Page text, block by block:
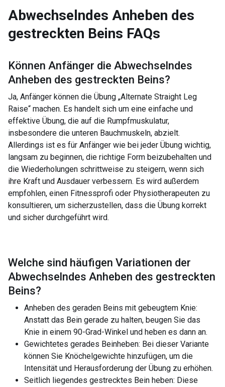
Abwechselndes Anheben des
gestreckten Beins FAQs
Können Anfänger die Abwechselndes
Anheben des gestreckten Beins?
Ja, Anfänger können die Übung „Alternate Straight Leg
Raise“ machen. Es handelt sich um eine einfache und
effektive Übung, die auf die Rumpfmuskulatur,
insbesondere die unteren Bauchmuskeln, abzielt.
Allerdings ist es für Anfänger wie bei jeder Übung wichtig,
langsam zu beginnen, die richtige Form beizubehalten und
die Wiederholungen schrittweise zu steigern, wenn sich
ihre Kraft und Ausdauer verbessern. Es wird außerdem
empfohlen, einen Fitnessprofi oder Physiotherapeuten zu
konsultieren, um sicherzustellen, dass die Übung korrekt
und sicher durchgeführt wird.
Welche sind häufigen Variationen der
Abwechselndes Anheben des gestreckten
Beins?
Anheben des geraden Beins mit gebeugtem Knie:
Anstatt das Bein gerade zu halten, beugen Sie das
Knie in einem 90-Grad-Winkel und heben es dann an.
Gewichtetes gerades Beinheben: Bei dieser Variante
können Sie Knöchelgewichte hinzufügen, um die
Intensität und Herausforderung der Übung zu erhöhen.
Seitlich liegendes gestrecktes Bein heben: Diese